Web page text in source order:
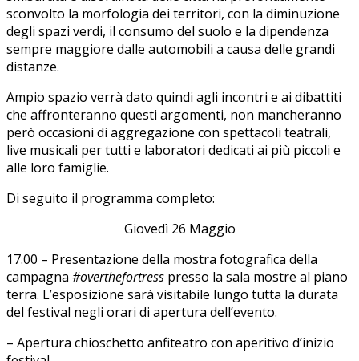
sconvolto la morfologia dei territori, con la diminuzione
degli spazi verdi, il consumo del suolo e la dipendenza
sempre maggiore dalle automobili a causa delle grandi
distanze.
Ampio spazio verrà dato quindi agli incontri e ai dibattiti
che affronteranno questi argomenti, non mancheranno
però occasioni di aggregazione con spettacoli teatrali,
live musicali per tutti e laboratori dedicati ai più piccoli e
alle loro famiglie.
Di seguito il programma completo:
Giovedì 26 Maggio
17.00 – Presentazione della mostra fotografica della
campagna #overthefortress presso la sala mostre al piano
terra. L’esposizione sarà visitabile lungo tutta la durata
del festival negli orari di apertura dell’evento.
– Apertura chioschetto anfiteatro con aperitivo d’inizio